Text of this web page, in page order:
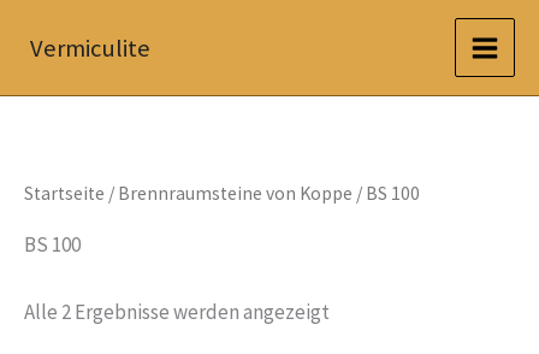
InhaltVermiculite
Startseite / Brennraumsteine von Koppe / BS 100
BS 100
Alle 2 Ergebnisse werden angezeigt